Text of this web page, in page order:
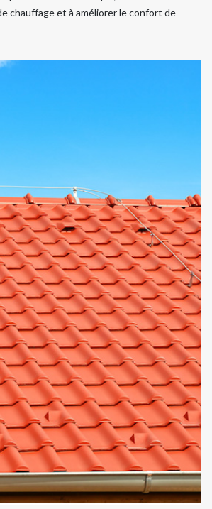
chauffage et à améliorer le confort de